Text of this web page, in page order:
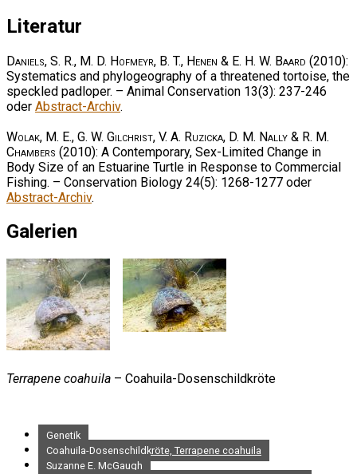
Literatur
Daniels, S. R., M. D. Hofmeyr, B. T., Henen & E. H. W. Baard (2010):
Systematics and phylogeography of a threatened tortoise, the
speckled padloper. – Animal Conservation 13(3): 237-246
oder Abstract-Archiv.
Wolak, M. E., G. W. Gilchrist, V. A. Ruzicka, D. M. Nally & R. M.
Chambers (2010): A Contemporary, Sex-Limited Change in
Body Size of an Estuarine Turtle in Response to Commercial
Fishing. – Conservation Biology 24(5): 1268-1277 oder
Abstract-Archiv.
Galerien
Terrapene coahuila – Coahuila-Dosenschildkröte
Genetik
Coahuila-Dosenschildkröte, Terrapene coahuila
Suzanne E. McGaugh